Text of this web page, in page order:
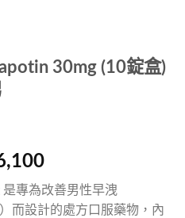
30mg (10錠盒)
專為改善男性早洩
而設計的處方口服藥物，內